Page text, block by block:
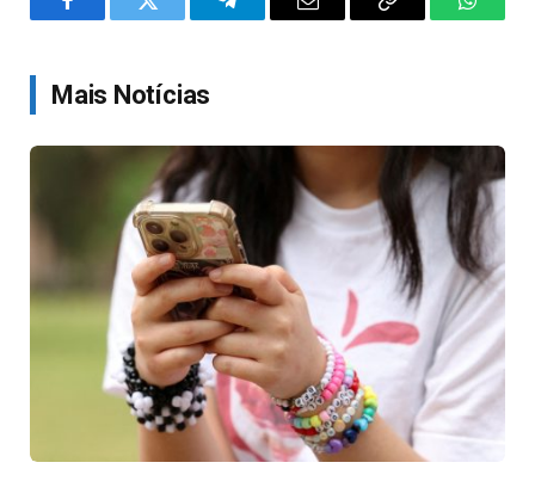
FacebookTwitter TelegramEmail
Copy
Mais Notícias